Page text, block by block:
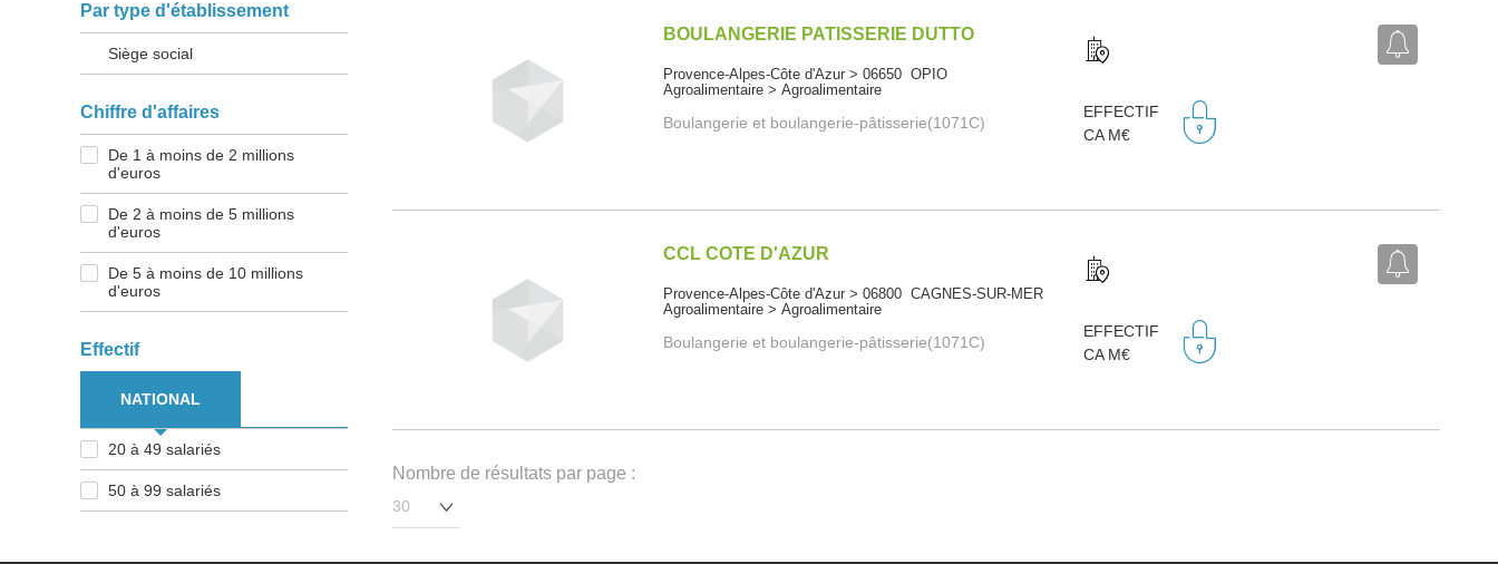
Par type d'établissement
Siège social
Chiffre d'affaires
De 1 à moins de 2 millions
d'euros
De 2 à moins de 5 millions
d'euros
De 5 à moins de 10 millions
d'euros
Effectif
NATIONAL
20 à 49 salariés
50 à 99 salariés
BOULANGERIE PATISSERIE DUTTO
Provence-Alpes-Côte d'Azur > 06650 OPIO
Agroalimentaire > Agroalimentaire
Boulangerie et boulangerie-pâtisserie(1071C)
EFFECTIF
CA M€
CCL COTE D'AZUR
Provence-Alpes-Côte d'Azur > 06800 CAGNES-SUR-MER
Agroalimentaire > Agroalimentaire
Boulangerie et boulangerie-pâtisserie(1071C)
EFFECTIF
CA M€
Nombre de résultats par page :